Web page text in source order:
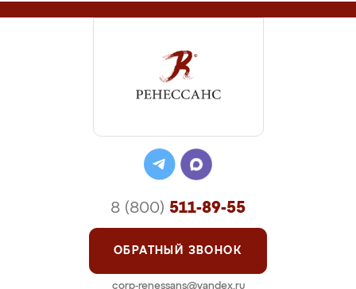
8 (800) 511-89-55
ОБРАТНЫЙ ЗВОНОК
corp-renessans@yandex.ru